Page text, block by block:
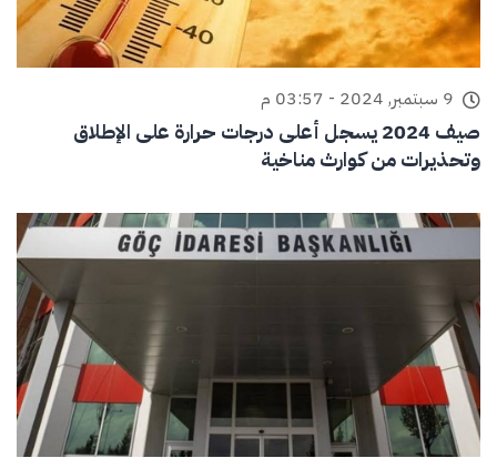
9 سبتمبر, 2024 - 03:57 م
صيف 2024 يسجل أعلى درجات حرارة على الإطلاق
وتحذيرات من كوارث مناخية